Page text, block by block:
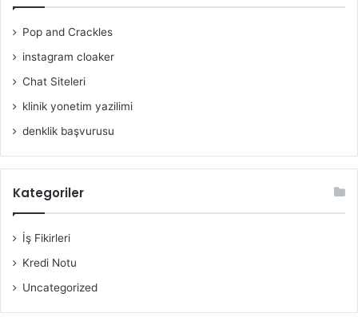
Pop and Crackles
instagram cloaker
Chat Siteleri
klinik yonetim yazilimi
denklik başvurusu
Kategoriler
İş Fikirleri
Kredi Notu
Uncategorized